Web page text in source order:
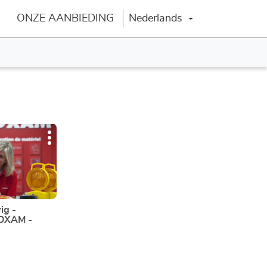
ONZE AANBIEDING Verander van taal
Nederlands
-
-
Meer